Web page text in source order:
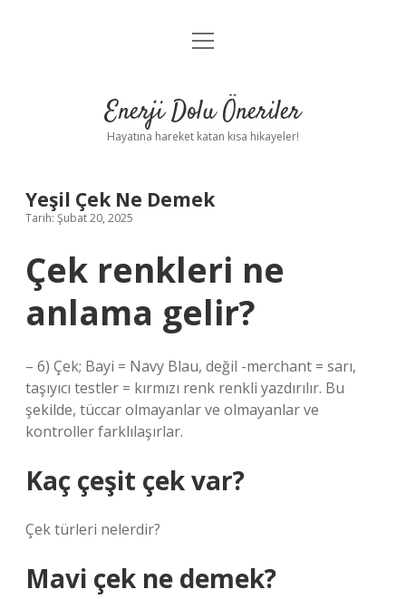
Anasayfa
Yasal Uyarı
menüyü
Enerji Dolu Öneriler
Hayatına hareket katan kısa hikayeler!
Yeşil Çek Ne Demek
Tarih: Şubat 20, 2025
Çek renkleri ne
anlama gelir?
– 6) Çek; Bayi = Navy Blau, değil -merchant = sarı,
taşıyıcı testler = kırmızı renk renkli yazdırılır. Bu
şekilde, tüccar olmayanlar ve olmayanlar ve
kontroller farklılaşırlar.
Kaç çeşit çek var?
Çek türleri nelerdir?
Mavi çek ne demek?